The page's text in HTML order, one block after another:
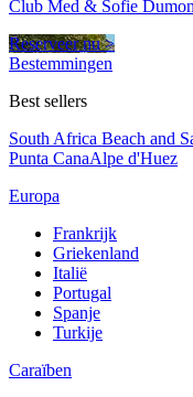
Club Med & Sofie
Reserveer nu >
Bestemmingen
Best sellers
South Africa Beach and
Punta CanaAlpe d'Huez
Europa
Frankrijk
Griekenland
Italië
Portugal
Spanje
Turkije
Caraïben